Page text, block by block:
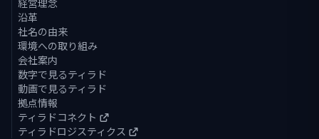
沿革
社名の由来
環境への取り組み
会社案内
数字で見るティラド
動画で見るティラド
拠点情報
ティラドコネクト
ティラドロジスティクス